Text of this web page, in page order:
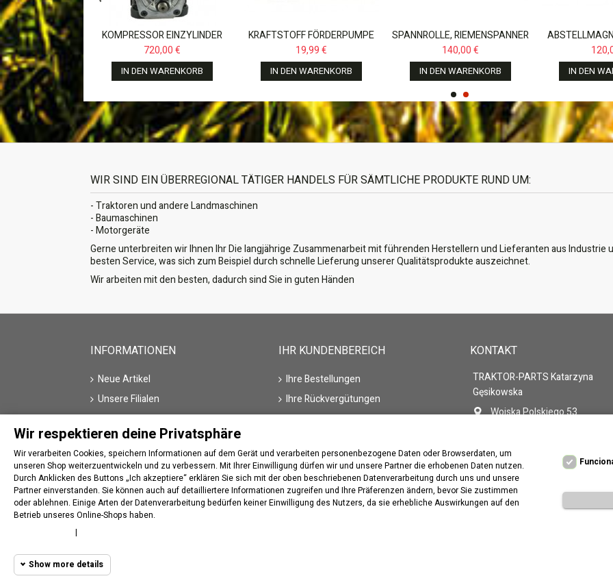
KOMPRESSOR EINZYLINDER
159CC FÜR CASE JX,NEW
HOLLAND,JOHN...
720,00 €
IN DEN WARENKORB
KRAFTSTOFF FÖRDERPUMPE
FÜR FENDT FAVORIT 816 818
822 920...
19,99 €
IN DEN WARENKORB
SPANNROLLE, RIEMENSPANNER
FÜR NEW HOLLAND TM,CASE...
140,00 €
IN DEN WARENKORB
FÜR CASE
IN DEN
WIR SIND EIN ÜBERREGIONAL TÄTIGER HANDELS FÜR SÄMTLICHE PRODUKTE RUND UM:
- Traktoren und andere Landmaschinen
- Baumaschinen
- Motorgeräte
Gerne unterbreiten wir Ihnen Ihr Die langjährige Zusammenarbeit mit führenden Herstellern und Lieferanten aus Industrie
besten Service, was sich zum Beispiel durch schnelle Lieferung unserer Qualitätsprodukte auszeichnet.
Wir arbeiten mit den besten, dadurch sind Sie in guten Händen
INFORMATIONEN
Neue Artikel
Unsere Filialen
Kontakt
Hersteller/Marke
IHR KUNDENBEREICH
Ihre Bestellungen
Ihre Rückvergütungen
Ihre Adressen
Ihre Gutscheine
KONTAKT
TRAKTOR-PARTS Katarzyna
Gęsikowska
Wojska Polskiego 53
Rufen Sie uns an:+48 571-
E-Mailtraktor-parts@wp.pl
Wir respektieren deine Privatsphäre
Wir verarbeiten Cookies, speichern Informationen auf dem Gerät und verarbeiten personenbezogene Daten oder Browserdaten, um
unseren Shop weiterzuentwickeln und zu verbessern. Mit Ihrer Einwilligung dürfen wir und unsere Partner die erhobenen Daten nutzen.
Durch Anklicken des Buttons „Ich akzeptiere“ erklären Sie sich mit der oben beschriebenen Datenverarbeitung durch uns und unsere
Partner einverstanden. Sie können auch auf detailliertere Informationen zugreifen und Ihre Präferenzen ändern, bevor Sie zustimmen
oder ablehnen. Einige Arten der Datenverarbeitung bedürfen keiner Einwilligung des Nutzers, da sie erhebliche Auswirkungen auf den
Betrieb unseres Online-Shops haben.
|
Show more details
© 2020